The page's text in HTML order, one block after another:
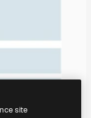
site